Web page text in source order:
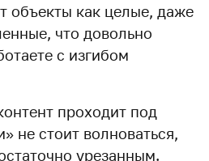
объекты как целые, даже
что довольно
с изгибом
проходит под
не стоит волноваться,
урезанным.